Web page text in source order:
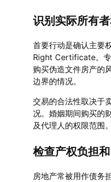
识别实际所有
首要行动是确认主要
Right Certificate。专
购买伪造文件房产的
边界的情况。
交易的合法性取决于
况。婚姻期间购买的
及代理人的权限范围
检查产权负担
房地产常被用作债务